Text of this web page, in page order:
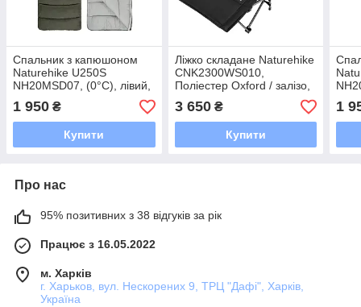
Спальник з капюшоном
Naturehike U250S
NH20MSD07, (0°C), лівий,
темно-зелений
1 950 ₴
Купити
Ліжко складане Naturehike
CNK2300WS010,
Поліестер Oxford / залізо,
чорний
3 650₴
Купити
1
Про нас
95% позитивних з 38 відгуків за рік
Працює з 16.05.2022
м. Харків
г. Харьков, вул. Нескорених 9, ТРЦ "Дафі", Харків,
Україна